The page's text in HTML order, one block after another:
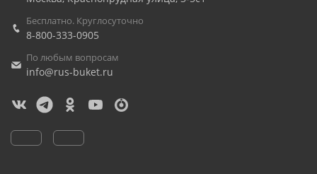
Бесплатно. Круглосуточно
8-800-333-0905
По любым вопросам
info@rus-buket.ru